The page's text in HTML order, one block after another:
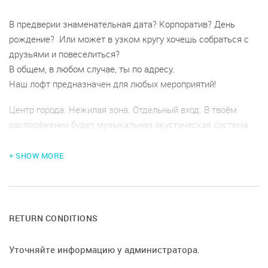
В предверии знаменательная дата? Корпоратив? День
рождение? Или может в узком кругу хочешь собраться с
друзьями и повеселиться?
В общем, в любом случае, ты по адресу.
Наш лофт предназначен для любых мероприятий!
Центр города. Нежилая зона. Отдельный вход. В твоём
распоряжении будет музыкальная акустическая система,
кальяна.
праздника возьмём на себя.
так же праздничный торт) и чай/кофе во время праздника
+ SHOW MORE
RETURN CONDITIONS
Уточняйте информацию у администратора.